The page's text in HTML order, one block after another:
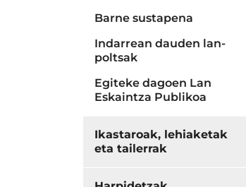
Barne sustapena
Indarrean dauden lan-
poltsak
Egiteke dagoen Lan
Eskaintza Publikoa
Ikastaroak, lehiaketak
eta tailerrak